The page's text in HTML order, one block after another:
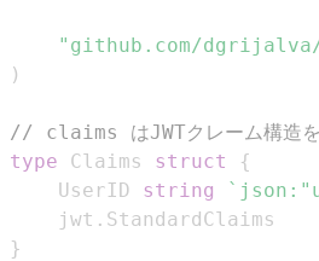
"github.com/
)
// claims はJWTクレーム構造を
type Claims struct
{
    UserID
string
    jwt
.
}